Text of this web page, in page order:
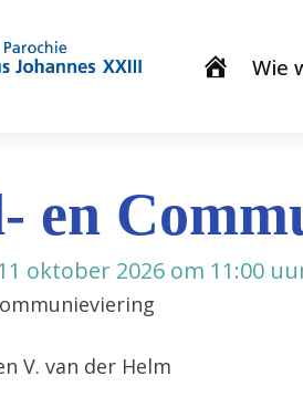
Wie
en
oktober 2026 om 11:00
V. van der Helm